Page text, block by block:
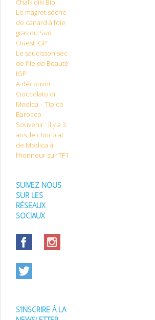
Chalkidiki Bio
Le magret séché
de canard à foie
gras du Sud
Ouest IGP
Le saucisson sec
de l’Ile de Beauté
IGP
A découvrir :
Cioccolato di
Modica – Tipico
Barocco
Souvenir : il y a 3
ans, le chocolat
de Modica à
l’honneur sur TF1
SUIVEZ NOUS
SUR LES
RÉSEAUX
SOCIAUX
S’INSCRIRE À LA